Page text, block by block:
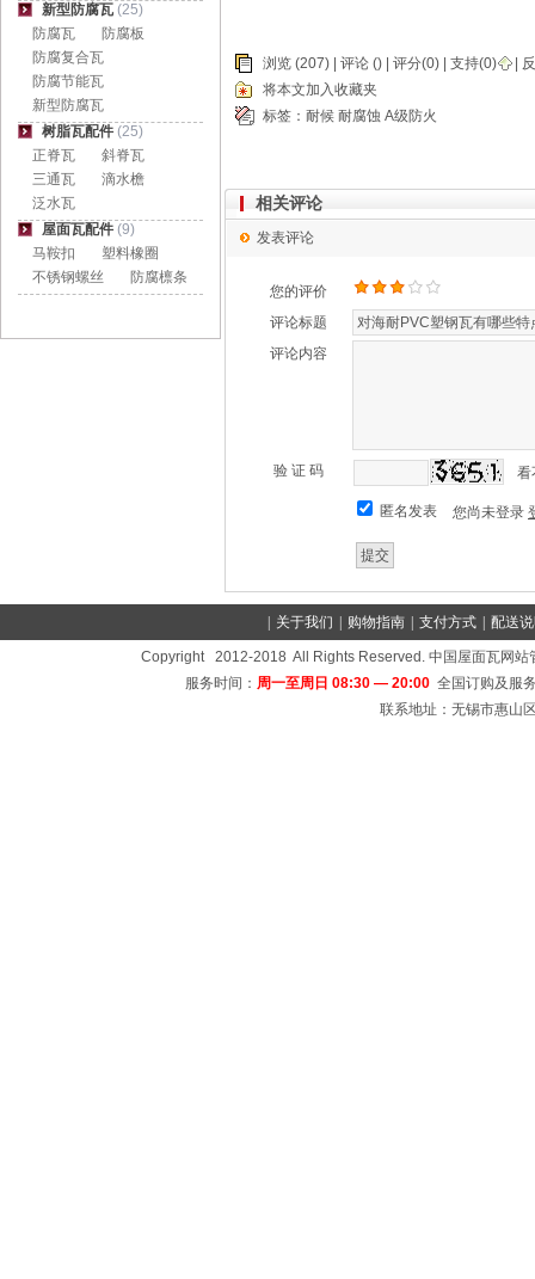
浏览 (207) | 评论 () | 评分(0) | 支持(0) |
将本文加入收藏夹
标签： 耐候 耐腐蚀 A级防火
相关评论
发表评论
您的评价
评论标题
评论内容
验 证 码 看
匿名发表 您尚未登录
新型防腐瓦 (25)
防腐瓦
防腐板
防腐复合瓦
防腐节能瓦
新型防腐瓦
树脂瓦配件 (25)
正脊瓦
斜脊瓦
三通瓦
滴水檐
泛水瓦
屋面瓦配件 (9)
马鞍扣
塑料橡圈
不锈钢螺丝
防腐檩条
Copyright 2012-2018 All Rights Reserved. 中国屋面瓦网
服务时间： 周一至周日 08:30 — 20:00全国订购及服
联系地址：无锡市惠
关于我们 购物指南 支付方式 配送